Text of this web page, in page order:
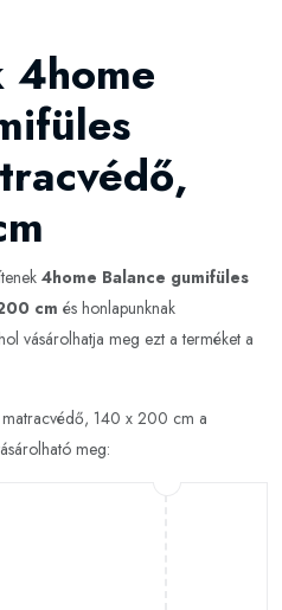
4home
4home Balance gumifüles
cm és honlapunknak
vásárolhatja meg ezt a terméket a
matracvédő, 140 x 200 cm a
meg: